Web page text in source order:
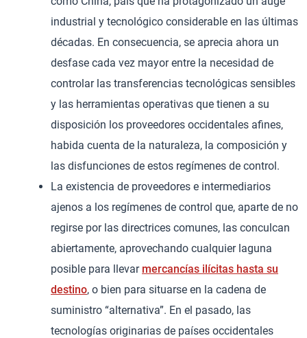
industrial y tecnológico considerable en las últimas
décadas. En consecuencia, se aprecia ahora un
desfase cada vez mayor entre la necesidad de
controlar las transferencias tecnológicas sensibles
y las herramientas operativas que tienen a su
disposición los proveedores occidentales afines,
habida cuenta de la naturaleza, la composición y
las disfunciones de estos regímenes de control.
La existencia de proveedores e intermediarios
ajenos a los regímenes de control que, aparte de no
regirse por las directrices comunes, las conculcan
abiertamente, aprovechando cualquier laguna
posible para llevar mercancías ilícitas hasta su
destino, o bien para situarse en la cadena de
suministro “alternativa”. En el pasado, las
tecnologías originarias de países occidentales